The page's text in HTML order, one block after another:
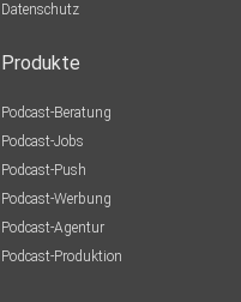
Datenschutz
Produkte
Podcast-Beratung
Podcast-Jobs
Podcast-Push
Podcast-Werbung
Podcast-Agentur
Podcast-Produktion